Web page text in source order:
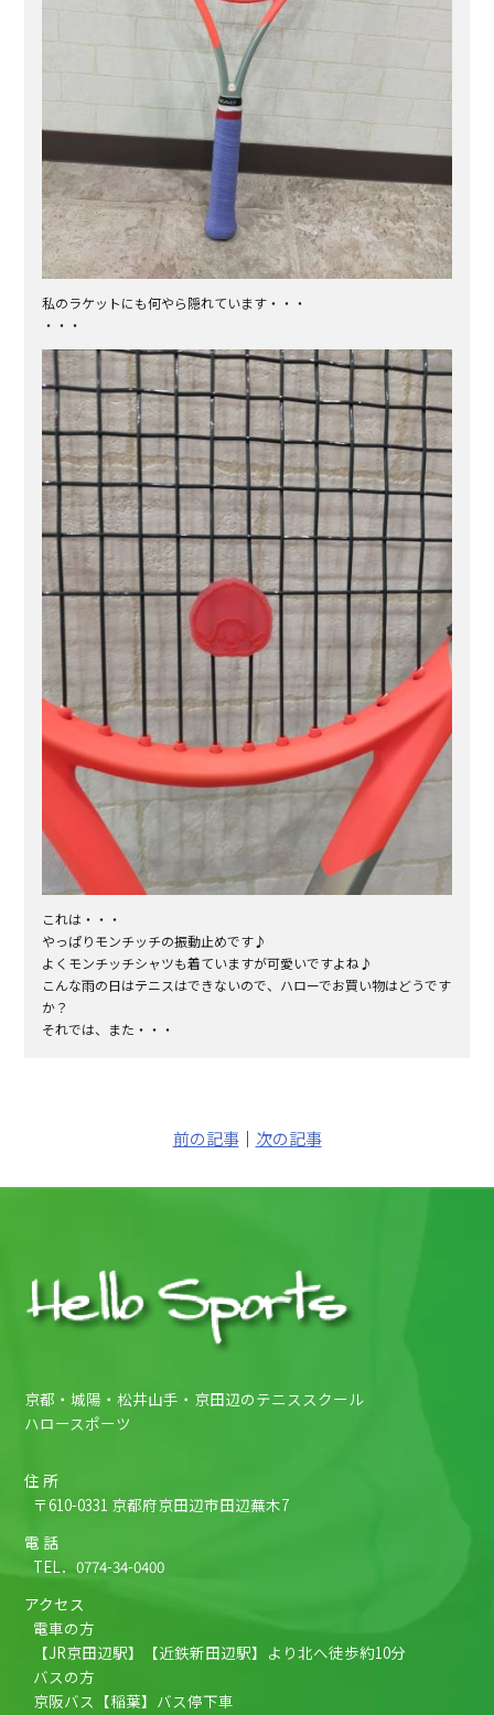
私のラケットにも何やら隠れています・・・
・・・
これは・・・
やっぱりモンチッチの振動止めです♪
よくモンチッチシャツも着ていますが可愛いですよね♪
こんな雨の日はテニスはできないので、ハローでお買い物はどうです
か？
それでは、また・・・
前の記事｜ 次の記事
京都・城陽・松井山手・京田辺のテニススクール
ハロースポーツ
住 所
〒610-0331 京都府京田辺市田辺蕪木7
電 話
TEL．0774-34-0400
アクセス
電車の方
【JR京田辺駅】【近鉄新田辺駅】より北へ徒歩約10分
バスの方
京阪バス【稲葉】バス停下車